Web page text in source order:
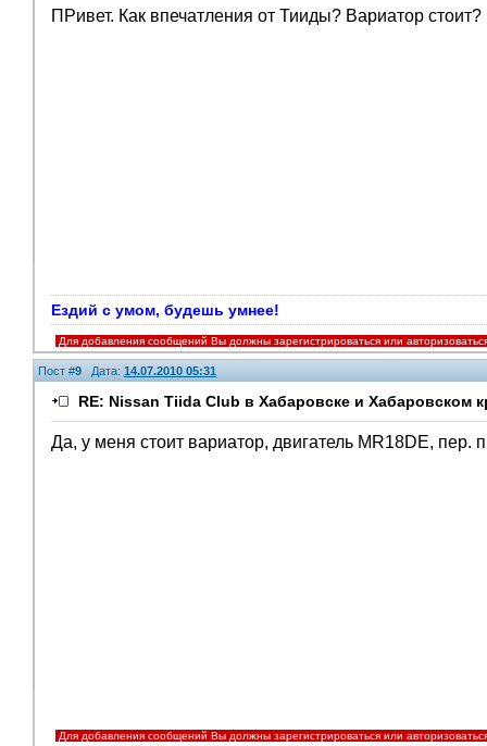
ПРивет. Как впечатления от Тииды? Вариатор стоит?
Ездий с умом, будешь умнее!
Для добавления сообщений Вы должны зарегистрироваться или
Пост #9 Дата: 14.07.2010 05:31
RE: Nissan Tiida Club в Хабаровске и Хабаровском
Да, у меня стоит вариатор, двигатель MR18DE, пер.
Для добавления сообщений Вы должны зарегистрироваться или